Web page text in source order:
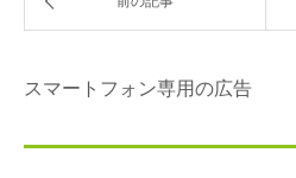
スマートフォン専用の広告